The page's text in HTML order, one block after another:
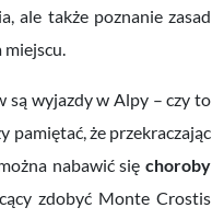
ale także poznanie zasad
wyjazdy w Alpy – czy to
pamiętać, że przekraczając
nabawić się choroby
zdobyć Monte Crostis